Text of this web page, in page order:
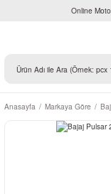
Online
Anasayfa Markaya Göre